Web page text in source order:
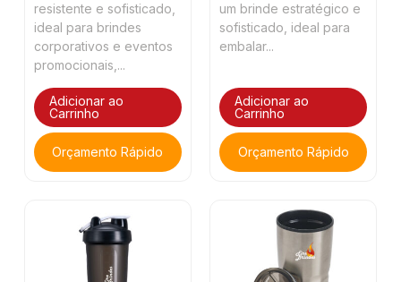
resistente e sofisticado,
ideal para brindes
corporativos e eventos
promocionais,...
Adicionar ao
Carrinho
Orçamento Rápido
um brinde estratégico e
sofisticado, ideal para
embalar...
Adicionar ao
Carrinho
Orçamento Rápido